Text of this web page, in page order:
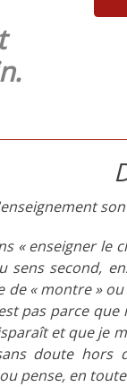
« enseigner le
second,
« montre »
pas parce
et que je
doute hors
pense, en